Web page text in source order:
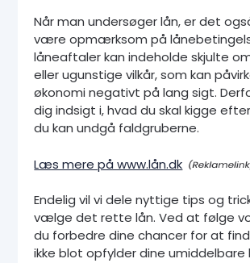
Når man undersøger lån, er det
være opmærksom på
låneaftaler kan indeholde skjulte
eller ugunstige vilkår, som kan
økonomi negativt på lang sigt.
dig indsigt i, hvad du skal kigge
du kan undgå faldgruberne.
Læs mere på www.lån.dk
Endelig vil vi dele nyttige tips og
vælge det rette lån. Ved at følge
du forbedre dine chancer for at
ikke blot opfylder dine umiddelbare